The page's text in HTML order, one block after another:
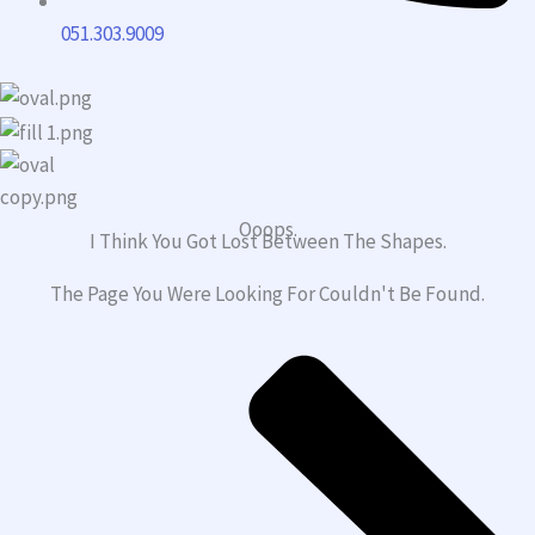
051.303.9009
Ooops.
I Think You Got Lost Between The Shapes.
The Page You Were Looking For Couldn't Be Found.